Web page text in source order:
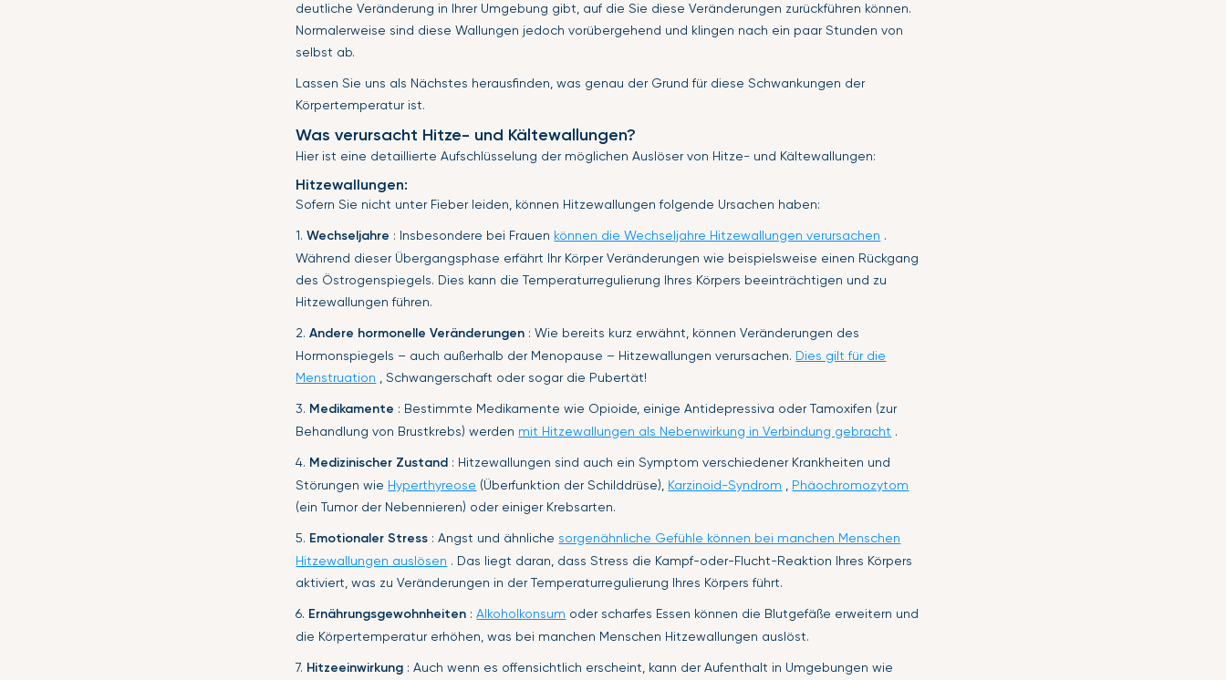
deutliche Veränderung in Ihrer Umgebung gibt, auf die Sie diese Veränderungen zurückführen können.
Normalerweise sind diese Wallungen jedoch vorübergehend und klingen nach ein paar Stunden von
selbst ab.
Lassen Sie uns als Nächstes herausfinden, was genau der Grund für diese Schwankungen der
Körpertemperatur ist.
Was verursacht Hitze- und Kältewallungen?
Hier ist eine detaillierte Aufschlüsselung der möglichen Auslöser von Hitze- und Kältewallungen:
Hitzewallungen:
Sofern Sie nicht unter Fieber leiden, können Hitzewallungen folgende Ursachen haben:
1.Wechseljahre : Insbesondere bei Frauen können die Wechseljahre Hitzewallungen verursachen .
Während dieser Übergangsphase erfährt Ihr Körper Veränderungen wie beispielsweise einen Rückgang
des Östrogenspiegels. Dies kann die Temperaturregulierung Ihres Körpers beeinträchtigen und zu
Hitzewallungen führen.
2.Andere hormonelle Veränderungen : Wie bereits kurz erwähnt, können Veränderungen des
Hormonspiegels – auch außerhalb der Menopause – Hitzewallungen verursachen. Dies gilt für die
Menstruation , Schwangerschaft oder sogar die Pubertät!
3. Medikamente : Bestimmte Medikamente wie Opioide, einige Antidepressiva oder Tamoxifen (zur
Behandlung von Brustkrebs) werden mit Hitzewallungen als Nebenwirkung in Verbindung gebracht .
4. Medizinischer Zustand : Hitzewallungen sind auch ein Symptom verschiedener Krankheiten und
Störungen wie Hyperthyreose (Überfunktion der Schilddrüse), Karzinoid-Syndrom
Phäochromozytom
(ein Tumor der Nebennieren) oder einiger Krebsarten.
5. Emotionaler Stress : Angst und ähnliche sorgenähnliche Gefühle können bei manchen Menschen
Hitzewallungen auslösen . Das liegt daran, dass Stress die Kampf-oder-Flucht-Reaktion Ihres Körpers
aktiviert, was zu Veränderungen in der Temperaturregulierung Ihres Körpers führt.
6. Ernährungsgewohnheiten :Alkoholkonsum oder scharfes Essen können die Blutgefäße erweitern und
die Körpertemperatur erhöhen, was bei manchen Menschen Hitzewallungen auslöst.
7. Hitzeeinwirkung : Auch wenn es offensichtlich erscheint, kann der Aufenthalt in Umgebungen wie